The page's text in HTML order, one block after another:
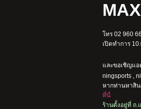
โทร 02 960
เปิดทำการ
และขอเชิญแ
ningsports ,
หากท่านหาสิน
ที่นี่
ร้านตั้งอยู่ที่ ถ.